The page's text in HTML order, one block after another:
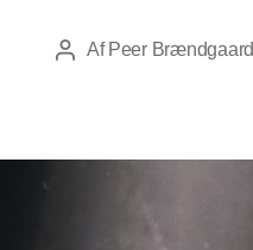
Indlægsforfatter
Af Peer Brændgaard